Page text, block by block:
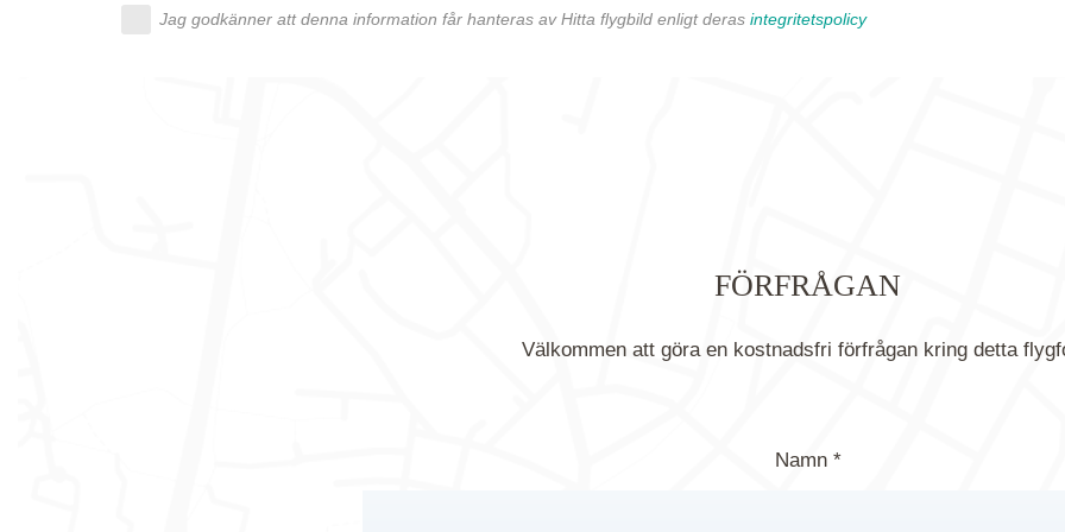
Jag godkänner att denna information får hanteras av Hitta flygbild enligt deras integritetspolicy
FÖRFRÅGAN
Välkommen att göra en kostnadsfri förfrågan kring detta
Namn *